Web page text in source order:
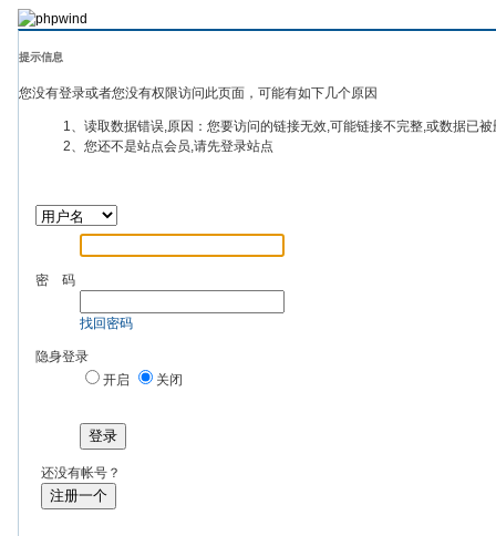
提示信息
您没有登录或者您没有权限访问此页面，可能有如下几个原因
1、读取数据错误,原因：您要访问的链接无效,可能链接不完整,或数据已
2、您还不是站点会员,请先登录站点
密 码
找回密码
隐身登录
开启
关闭
登录
还没有帐号？
注册一个